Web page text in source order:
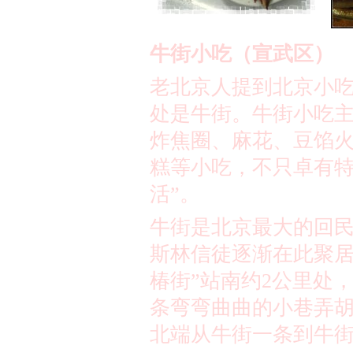
牛街小吃（宣武区）
老北京人提到北京小
处是牛街。牛街小吃
炸焦圈、麻花、豆馅
糕等小吃，不只卓有
活”。
牛街是北京最大的回
斯林信徒逐渐在此聚
椿街”站南约2公里处
条弯弯曲曲的小巷弄
北端从牛街一条到牛